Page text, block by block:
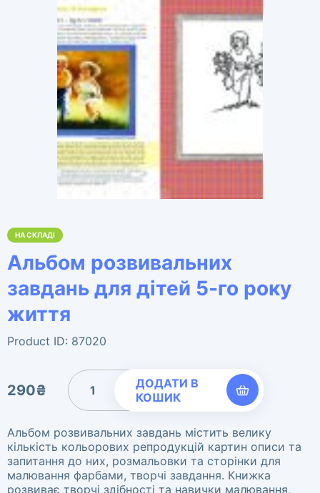
НА СКЛАДІ
Альбом розвивальних
завдань для дітей 5-го року
життя
Product ID: 87020
290₴
Альбом розвивальних завдань
для дітей 5-го року життя
кількість
ДОДАТИ В
КОШИК
Альбом розвивальних завдань містить велику
кількість кольорових репродукцій картин описи та
запитання до них, розмальовки та сторінки для
малювання фарбами, творчі завдання. Книжка
розвиває творчі здібності та навички малювання,